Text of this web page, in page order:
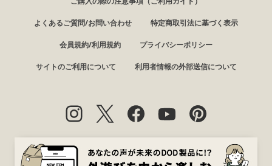
よくあるご質問/お問い合わせ 特定商取引法に基づく表示
会員規約/利用規約 プライバシーポリシー
サイトのご利用について 利用者情報の外部送信について